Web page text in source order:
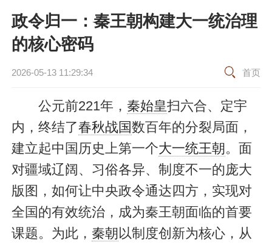
政令归一：秦王朝构建大一统治理
的核心密码
2026-05-13 11:29:34 首页
公元前221年， 秦始皇扫六合、定宇
内，终结了春秋战国数百年的分裂局面，
建立起中国历史上第一个大一统王朝。面
对疆域辽阔、习俗各异、制度不一的庞大
版图，如何让中央政令通达四方，实现对
全国的有效统治，成为秦王朝面临的首要
课题。为此， 秦朝以制度创新为核心，从